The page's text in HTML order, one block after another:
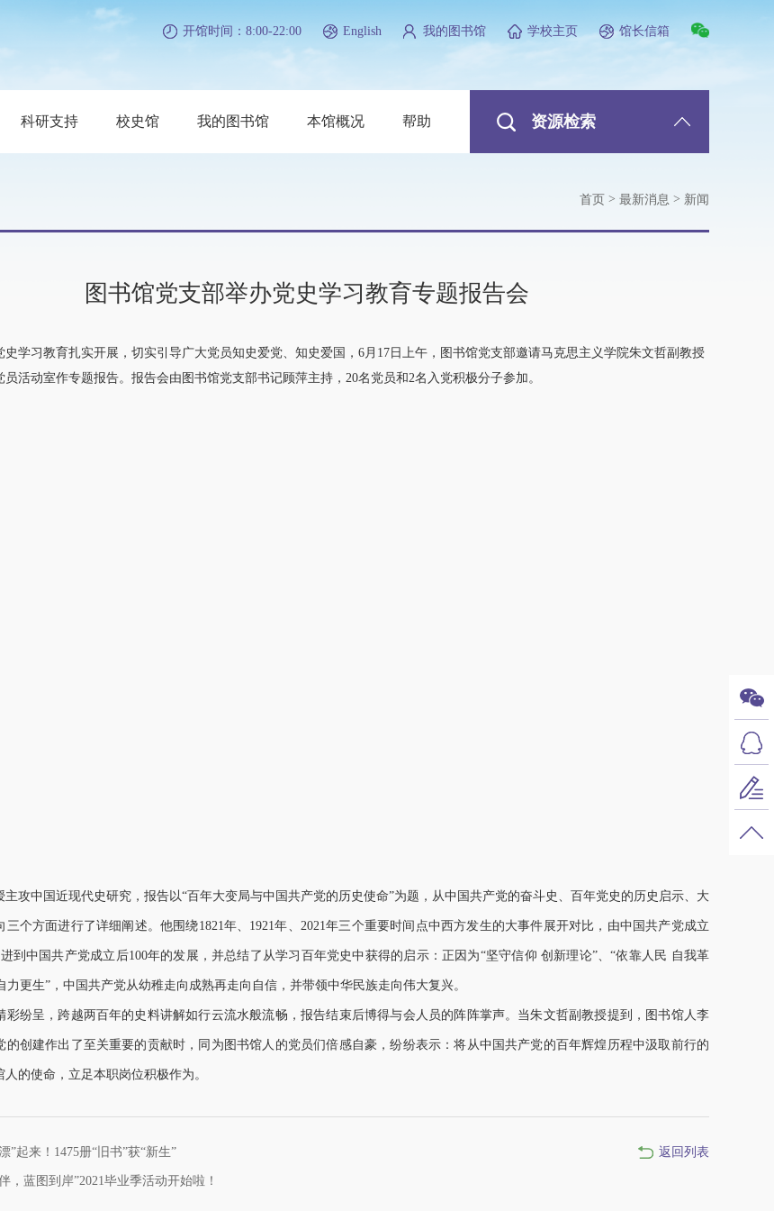
开馆时间：8:00-22:00 English 我的图书馆 学校主页 馆长信箱
资源检索
科研支持 校史馆 我的图书馆 本馆概况 帮助
首页 > 最新消息 > 新闻
图书馆党支部举办党史学习教育专题报告会
史学习教育扎实开展，切实引导广大党员知史爱党、知史爱国，6月17日上午，图书馆党支部邀请马克思主义学院朱文哲副教授
活动室作专题报告。报告会由图书馆党支部书记顾萍主持，20名党员和2名入党积极分子参加。
主攻中国近现代史研究，报告以“百年大变局与中国共产党的历史使命”为题，从中国共产党的奋斗史、百年党史的历史启示、大
三个方面进行了详细阐述。他围绕1821年、1921年、2021年三个重要时间点中西方发生的大事件展开对比，由中国共产党成立
到中国共产党成立后100年的发展，并总结了从学习百年党史中获得的启示：正因为“坚守信仰 创新理论”、“依靠人民 自我革
力更生”，中国共产党从幼稚走向成熟再走向自信，并带领中华民族走向伟大复兴。
彩纷呈，跨越两百年的史料讲解如行云流水般流畅，报告结束后博得与会人员的阵阵掌声。当朱文哲副教授提到，图书馆人李
的创建作出了至关重要的贡献时，同为图书馆人的党员们倍感自豪，纷纷表示：将从中国共产党的百年辉煌历程中汲取前行的
的使命，立足本职岗位积极作为。
”起来！1475册“旧书”获“新生”
，蓝图到岸”2021毕业季活动开始啦！
返回列表